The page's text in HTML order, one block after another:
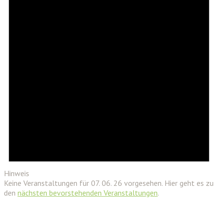
Hinweis
Keine Veranstaltungen für 07. 06. 26 vorgesehen. Hier geht es zu
den nächsten bevorstehenden Veranstaltungen.